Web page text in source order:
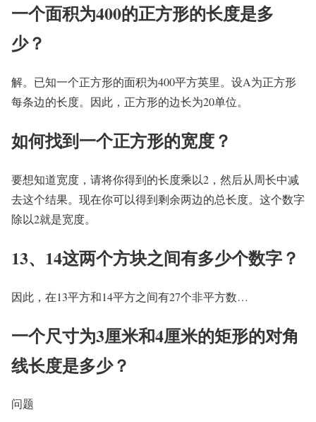
一个面积为400的正方形的长度是多
少？
解。已知一个正方形的面积为400平方英里。设A为正方形
每条边的长度。因此，正方形的边长为20单位。
如何找到一个正方形的宽度？
要想知道宽度，请将你得到的长度乘以2，然后从周长中减
去这个结果。现在你可以得到剩余两边的总长度。这个数字
除以2就是宽度。
13、14这两个方块之间有多少个数字？
因此，在13平方和14平方之间有27个非平方数…
一个尺寸为3厘米和4厘米的矩形的对角
线长度是多少？
问题